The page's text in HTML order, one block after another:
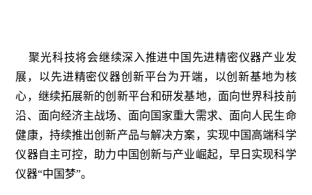
聚光科技将会继续深入推进中国先进精密仪器产业发
展，以先进精密仪器创新平台为开端，以创新基地为核
心，继续拓展新的创新平台和研发基地，面向世界科技前
沿、面向经济主战场、面向国家重大需求、面向人民生命
健康，持续推出创新产品与解决方案，实现中国高端科学
仪器自主可控，助力中国创新与产业崛起，早日实现科学
仪器“中国梦”。